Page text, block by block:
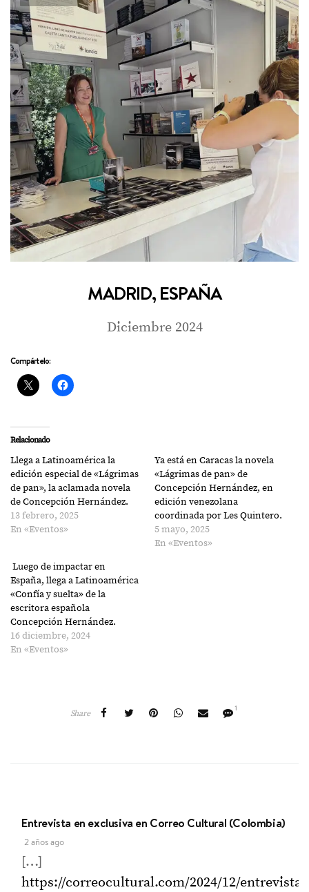
MADRID, ESPAÑA
Diciembre 2024
Compártelo:
Relacionado
Llega a Latinoamérica la
edición especial de «Lágrimas
de pan», la aclamada novela
de Concepción Hernández.
13 febrero, 2025
En «Eventos»
Ya está en Caracas la novela
«Lágrimas de pan» de
Concepción Hernández, en
edición venezolana
coordinada por Les Quintero.
5 mayo, 2025
En «Eventos»
Luego de impactar en
España, llega a Latinoamérica
«Confía y suelta» de la
escritora española
Concepción Hernández.
16 diciembre, 2024
En «Eventos»
Share
1
Entrevista en exclusiva en Correo Cultural (Colombia)
2 años ago
[…]
https://correocultural.com/2024/12/entrevista-